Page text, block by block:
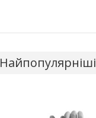
Найпопулярніші